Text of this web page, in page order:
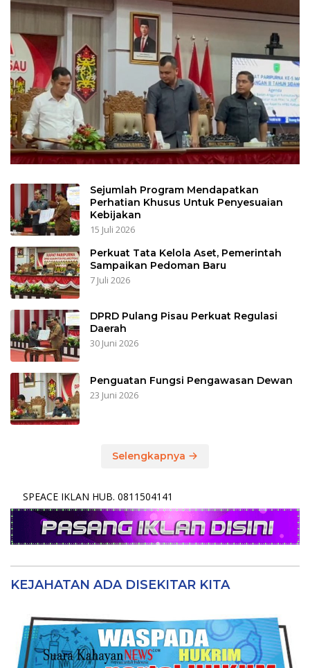
Sejumlah Program Mendapatkan
Perhatian Khusus Untuk Penyesuaian
Kebijakan
15 Juli 2026
Perkuat Tata Kelola Aset, Pemerintah
Sampaikan Pedoman Baru
7 Juli 2026
DPRD Pulang Pisau Perkuat Regulasi
Daerah
30 Juni 2026
Penguatan Fungsi Pengawasan Dewan
23 Juni 2026
Selengkapnya
SPEACE IKLAN HUB. 0811504141
KEJAHATAN ADA DISEKITAR KITA